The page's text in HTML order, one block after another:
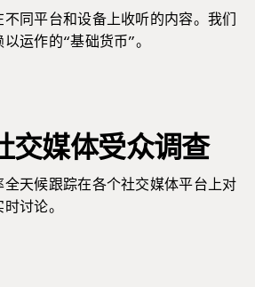
同平台和设备上收听的内容。我们
运作的“基础货币”。
交媒体受众调查
全天候跟踪在各个社交媒体平台上对
讨论。